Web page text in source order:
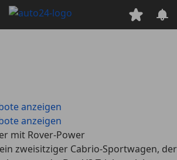
anzeigen
anzeigen
mit Rover-Power
zweisitziger Cabrio-Sportwagen, der